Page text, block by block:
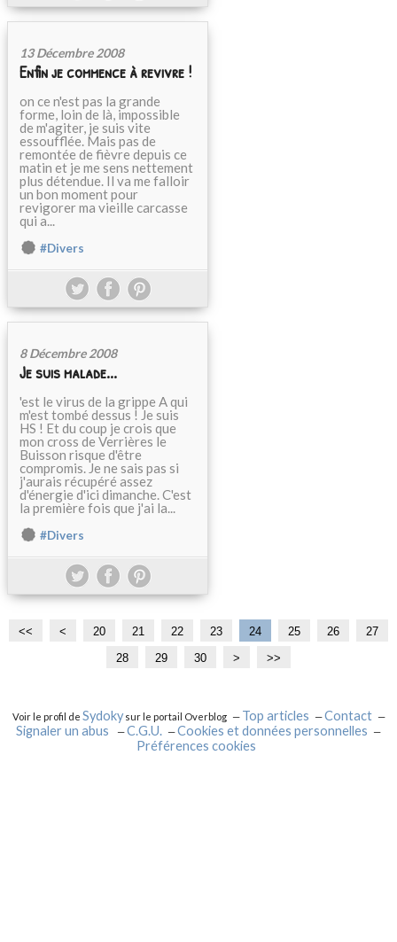
13 Décembre 2008
Enfin je commence à revivre !
on ce n'est pas la grande
forme, loin de là, impossible
de m'agiter, je suis vite
essoufflée. Mais pas de
remontée de fièvre depuis ce
matin et je me sens nettement
plus détendue. Il va me falloir
un bon moment pour
revigorer ma vieille carcasse
qui a...
#Divers
8 Décembre 2008
Je suis malade...
'est le virus de la grippe A qui
m'est tombé dessus ! Je suis
HS ! Et du coup je crois que
mon cross de Verrières le
Buisson risque d'être
compromis. Je ne sais pas si
j'aurais récupéré assez
d'énergie d'ici dimanche. C'est
la première fois que j'ai la...
#Divers
<< <
1
20 21 22 23 24 25 26
27
28
29 30
4
> >>
Voir le profil de Sydokysur le portail Overblog Top articles
Contact
Signaler un abus
C.G.U.
Cookies et données personnelles
Préférences cookies